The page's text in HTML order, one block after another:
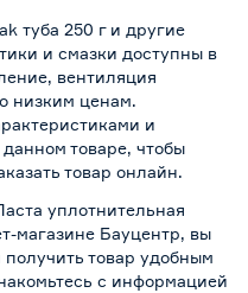
туба 250 г и другие
и смазки доступны в
вентиляция
низким ценам.
и
товаре, чтобы
товар онлайн.
уплотнительная
магазине Бауцентр, вы
товар удобным
с информацией